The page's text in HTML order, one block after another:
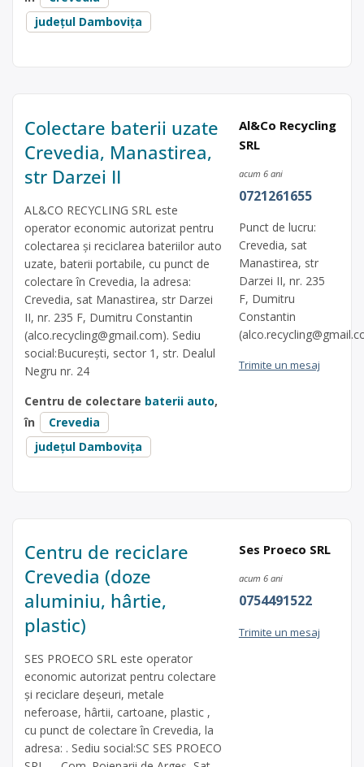
județul Dambovița
Colectare baterii uzate
Crevedia, Manastirea,
str Darzei II
AL&CO RECYCLING SRL este
operator economic autorizat pentru
colectarea și reciclarea bateriilor auto
uzate, baterii portabile, cu punct de
colectare în Crevedia, la adresa:
Crevedia, sat Manastirea, str Darzei
II, nr. 235 F, Dumitru Constantin
(alco.recycling@gmail.com). Sediu
social:București, sector 1, str. Dealul
Negru nr. 24
Centru de colectare baterii auto,
în
Crevedia
județul Dambovița
Al&Co Recycling
SRL
acum 6 ani
0721261655
Punct de lucru:
Crevedia, sat
Manastirea, str
Darzei II, nr. 235
F, Dumitru
Constantin
(
Trimite un mesaj
Centru de reciclare
Crevedia (doze
aluminiu, hârtie,
plastic)
SES PROECO SRL este operator
economic autorizat pentru colectare
și reciclare deșeuri, metale
neferoase, hârtii, cartoane, plastic ,
cu punct de colectare în Crevedia, la
adresa: . Sediu social:SC SES PROECO
Ses Proeco SRL
acum 6 ani
0754491522
Trimite un mesaj